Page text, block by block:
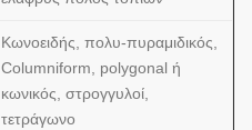
Κωνοειδής, πολυ-πυραμιδικός,
Columniform, polygonal ή
κωνικός, στρογγυλοί,
τετράγωνο